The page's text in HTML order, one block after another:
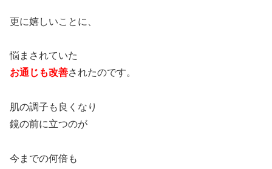
更に嬉しいことに、
悩まされていた
お通じも改善されたのです。
肌の調子も良くなり
鏡の前に立つのが
今までの何倍も